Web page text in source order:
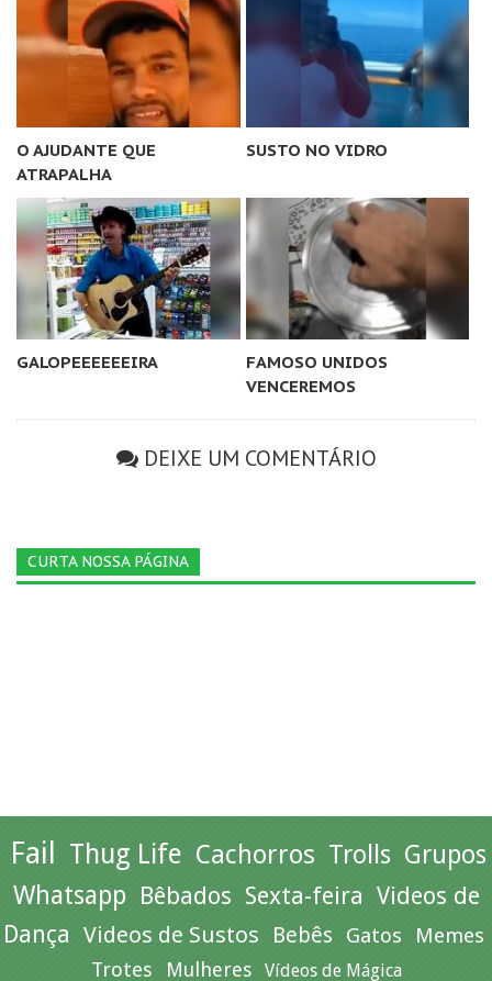
O AJUDANTE QUE
ATRAPALHA
SUSTO NO VIDRO
GALOPEEEEEEIRA
FAMOSO UNIDOS
VENCEREMOS
DEIXE UM COMENTÁRIO
CURTA NOSSA PÁGINA
Fail Thug Life Cachorros Trolls Grupos
Whatsapp Bêbados Sexta-feira Videos de
Dança Videos de Sustos Bebês Gatos Memes
Trotes Mulheres Vídeos de Mágica